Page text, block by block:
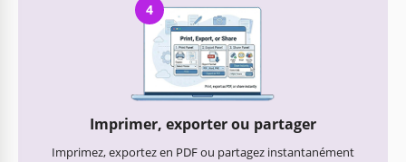
4
Imprimer, exporter ou partager
Imprimez, exportez en PDF ou partagez instantanément